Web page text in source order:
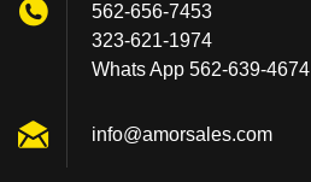
562-656-7453
323-621-1974
Whats App 562-639-4674
info@amorsales.com